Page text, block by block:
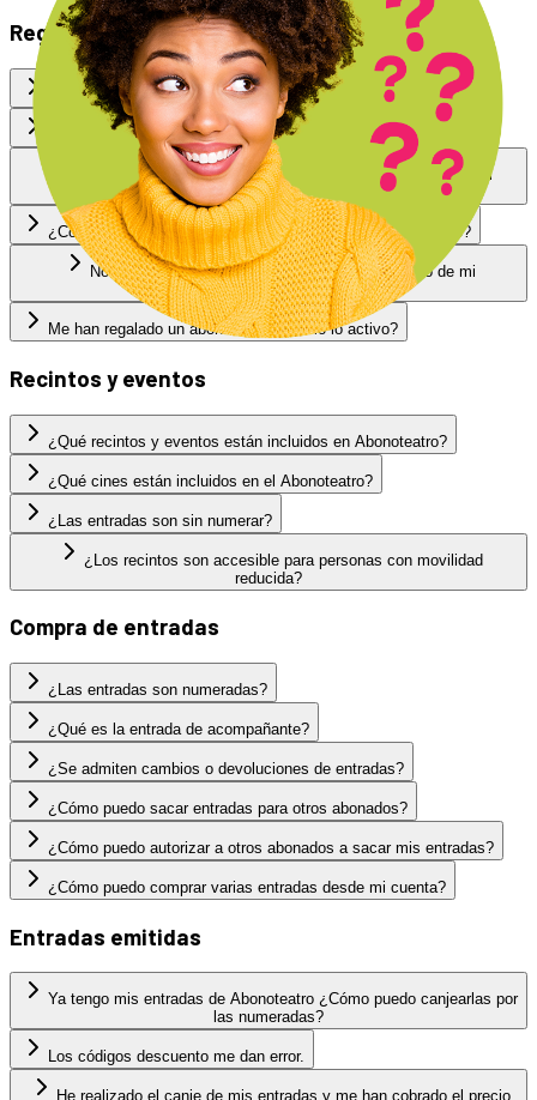
Regístrarte y Compra Abonoteatro
¿Cómo puedo comprar mi ABONOTEATRO?
¿Qué plazo tengo para activar mi Abonoteatro?
¿Por qué tengo que utilizar un correo electrónico diferente al
registrarme?
¿Cómo asocio a un menor de edad a mi cuenta de abonado?
No he recibido el mail de confirmación de registro de mi
Abonoteatro.
Me han regalado un abonoteatro ¿Cómo lo activo?
Recintos y eventos
¿Qué recintos y eventos están incluidos en Abonoteatro?
¿Qué cines están incluidos en el Abonoteatro?
¿Las entradas son sin numerar?
¿Los recintos son accesible para personas con movilidad
reducida?
Compra de entradas
¿Las entradas son numeradas?
¿Qué es la entrada de acompañante?
¿Se admiten cambios o devoluciones de entradas?
¿Cómo puedo sacar entradas para otros abonados?
¿Cómo puedo autorizar a otros abonados a sacar mis entradas?
¿Cómo puedo comprar varias entradas desde mi cuenta?
Entradas emitidas
Ya tengo mis entradas de Abonoteatro ¿Cómo puedo canjearlas por
las numeradas?
Los códigos descuento me dan error.
He realizado el canje de mis entradas y me han cobrado el precio